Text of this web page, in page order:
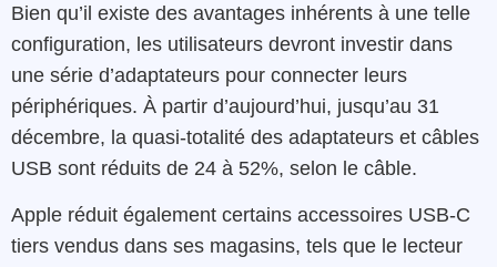
Bien qu’il existe des avantages inhérents à une telle
configuration, les utilisateurs devront investir dans
une série d’adaptateurs pour connecter leurs
périphériques. À partir d’aujourd’hui, jusqu’au 31
décembre, la quasi-totalité des adaptateurs et câbles
USB sont réduits de 24 à 52%, selon le câble.
Apple réduit également certains accessoires USB-C
tiers vendus dans ses magasins, tels que le lecteur